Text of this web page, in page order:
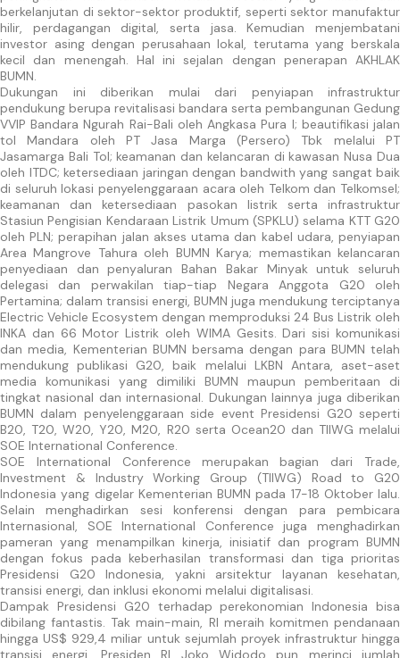
berkelanjutan di sektor-sektor produktif, seperti sektor manufaktur
hilir, perdagangan digital, serta jasa. Kemudian menjembatani
investor asing dengan perusahaan lokal, terutama yang berskala
kecil dan menengah. Hal ini sejalan dengan penerapan AKHLAK
BUMN.
Dukungan ini diberikan mulai dari penyiapan infrastruktur
pendukung berupa revitalisasi bandara serta pembangunan Gedung
VVIP Bandara Ngurah Rai-Bali oleh Angkasa Pura I; beautifikasi jalan
tol Mandara oleh PT Jasa Marga (Persero) Tbk melalui PT
Jasamarga Bali Tol; keamanan dan kelancaran di kawasan Nusa Dua
oleh ITDC; ketersediaan jaringan dengan bandwith yang sangat baik
di seluruh lokasi penyelenggaraan acara oleh Telkom dan Telkomsel;
keamanan dan ketersediaan pasokan listrik serta infrastruktur
Stasiun Pengisian Kendaraan Listrik Umum (SPKLU) selama KTT G20
oleh PLN; perapihan jalan akses utama dan kabel udara, penyiapan
Area Mangrove Tahura oleh BUMN Karya; memastikan kelancaran
penyediaan dan penyaluran Bahan Bakar Minyak untuk seluruh
delegasi dan perwakilan tiap-tiap Negara Anggota G20 oleh
Pertamina; dalam transisi energi, BUMN juga mendukung terciptanya
Electric Vehicle Ecosystem dengan memproduksi 24 Bus Listrik oleh
INKA dan 66 Motor Listrik oleh WIMA Gesits. Dari sisi komunikasi
dan media, Kementerian BUMN bersama dengan para BUMN telah
mendukung publikasi G20, baik melalui LKBN Antara, aset-aset
media komunikasi yang dimiliki BUMN maupun pemberitaan di
tingkat nasional dan internasional. Dukungan lainnya juga diberikan
BUMN dalam penyelenggaraan side event Presidensi G20 seperti
B20, T20, W20, Y20, M20, R20 serta Ocean20 dan TIIWG melalui
SOE International Conference.
SOE International Conference merupakan bagian dari Trade,
Investment & Industry Working Group (TIIWG) Road to G20
Indonesia yang digelar Kementerian BUMN pada 17-18 Oktober lalu.
Selain menghadirkan sesi konferensi dengan para pembicara
Internasional, SOE International Conference juga menghadirkan
pameran yang menampilkan kinerja, inisiatif dan program BUMN
dengan fokus pada keberhasilan transformasi dan tiga prioritas
Presidensi G20 Indonesia, yakni arsitektur layanan kesehatan,
transisi energi, dan inklusi ekonomi melalui digitalisasi.
Dampak Presidensi G20 terhadap perekonomian Indonesia bisa
dibilang fantastis. Tak main-main, RI meraih komitmen pendanaan
hingga US$ 929,4 miliar untuk sejumlah proyek infrastruktur hingga
transisi energi. Presiden RI Joko Widodo pun merinci jumlah